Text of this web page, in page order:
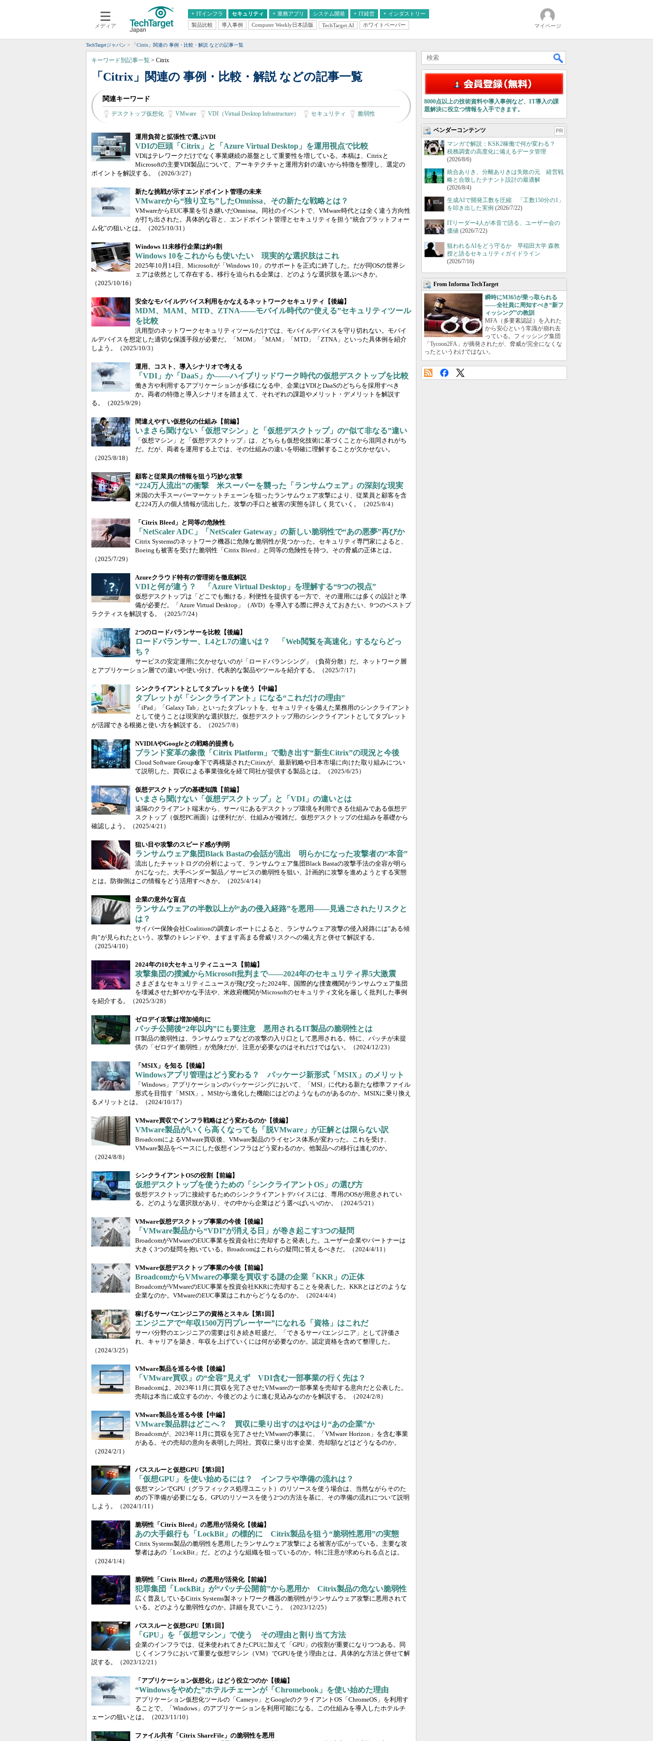
メディア
ITインフラ
クラウド
サーバ＆ストレージ
スマートモバイル
システム運用管理
セキュリティ 業務アプリ
エンタープライズAI
ERP
情報系システム
システム開発 IT経営
経営とIT
インダストリー
医療IT
製品比較 導入事例 Computer Weekly日本語版 TechTarget.AI ホワイトペーパー マイページ
TechTargetジャパン 「Citrix」関連の 事例・比較・解説 などの記事一覧
キーワード別記事一覧 > Citrix
「Citrix」関連の 事例・比較・解説 などの記事一覧
関連キーワード
デスクトップ仮想化 VMware VDI（Virtual Desktop Infrastructure） セキュリティ 脆弱性
運用負荷と拡張性で選ぶVDI
VDIの巨頭「Citrix」と「Azure Virtual Desktop」を運用視点で比較
VDIはテレワークだけでなく事業継続の基盤として重要性を増している。本稿は、Citrixと
Microsoftの主要VDI製品について、アーキテクチャと運用方針の違いから特徴を整理し、選定の
ポイントを解説する。
（2026/3/27）
新たな挑戦が示すエンドポイント管理の未来
VMwareから“独り立ち”したOmnissa、その新たな戦略とは？
VMwareからEUC事業を引き継いだOmnissa。同社のイベントで、VMware時代とは全く違う方向性
が打ち出された。具体的な容と、エンドポイント管理とセキュリティを担う“統合プラットフォー
ム化”の狙いとは。
（2025/10/31）
Windows 11未移行企業は約4割
Windows 10をこれからも使いたい 現実的な選択肢はこれ
2025年10月14日、Microsoftが「Windows 10」のサポートを正式に終了した。だが同OSの世界シ
ェアは依然として存在する。移行を迫られる企業は、どのような選択肢を選ぶべきか。
（2025/10/16）
安全なモバイルデバイス利用をかなえるネットワークセキュリティ【後編】
MDM、MAM、MTD、ZTNA――モバイル時代の“使える”セキュリティツール
を比較
汎用型のネットワークセキュリティツールだけでは、モバイルデバイスを守り切れない。モバイ
ルデバイスを想定した適切な保護手段が必要だ。「MDM」「MAM」「MTD」「ZTNA」といった具体例を紹介
しよう。
（2025/10/3）
運用、コスト、導入シナリオで考える
「VDI」か「DaaS」か――ハイブリッドワーク時代の仮想デスクトップを比較
働き方や利用するアプリケーションが多様になる中、企業はVDIとDaaSのどちらを採用すべき
か。両者の特徴と導入シナリオを踏まえて、それぞれの課題やメリット・デメリットを解説す
る。
（2025/9/29）
間違えやすい仮想化の仕組み【前編】
いまさら聞けない「仮想マシン」と「仮想デスクトップ」の“似て非なる”違い
「仮想マシン」と「仮想デスクトップ」は、どちらも仮想化技術に基づくことから混同されがち
だ。だが、両者を運用する上では、その仕組みの違いを明確に理解することが欠かせない。
（2025/8/18）
顧客と従業員の情報を狙う巧妙な攻撃
“224万人流出”の衝撃 米スーパーを襲った「ランサムウェア」の深刻な現実
米国の大手スーパーマーケットチェーンを狙ったランサムウェア攻撃により、従業員と顧客を含
む224万人の個人情報が流出した。攻撃の手口と被害の実態を詳しく見ていく。
（2025/8/4）
「Citrix Bleed」と同等の危険性
「NetScaler ADC」「NetScaler Gateway」の新しい脆弱性で“あの悪夢”再びか
Citrix Systemsのネットワーク機器に危険な脆弱性が見つかった。セキュリティ専門家によると、
Boeingも被害を受けた脆弱性「Citrix Bleed」と同等の危険性を持つ。その脅威の正体とは。
（2025/7/29）
Azureクラウド特有の管理術を徹底解説
VDIと何が違う？ 「Azure Virtual Desktop」を理解する“9つの視点”
仮想デスクトップは「どこでも働ける」利便性を提供する一方で、その運用には多くの設計と準
備が必要だ。「Azure Virtual Desktop」（AVD）を導入する際に押さえておきたい、9つのベストプ
ラクティスを解説する。
（2025/7/24）
2つのロードバランサーを比較【後編】
ロードバランサー、L4とL7の違いは？ 「Web閲覧を高速化」するならどっ
ち？
サービスの安定運用に欠かせないのが「ロードバランシング」（負荷分散）だ。ネットワーク層
とアプリケーション層での違いや使い分け、代表的な製品やツールを紹介する。
（2025/7/17）
シンクライアントとしてタブレットを使う【中編】
タブレットが「シンクライアント」になる“これだけの理由”
「iPad」「Galaxy Tab」といったタブレットを、セキュリティを備えた業務用のシンクライアント
として使うことは現実的な選択肢だ。仮想デスクトップ用のシンクライアントとしてタブレット
が活躍できる根拠と使い方を解説する。
（2025/7/8）
NVIDIAやGoogleとの戦略的提携も
ブランド変革の象徴「Citrix Platform」で動き出す“新生Citrix”の現況と今後
Cloud Software Group傘下で再構築されたCitirxが、最新戦略や日本市場に向けた取り組みについ
て説明した。買収による事業強化を経て同社が提供する製品とは。
（2025/6/25）
仮想デスクトップの基礎知識【前編】
いまさら聞けない「仮想デスクトップ」と「VDI」の違いとは
遠隔のクライアント端末から、サーバにあるデスクトップ環境を利用できる仕組みである仮想デ
スクトップ（仮想PC画面）は便利だが、仕組みが複雑だ。仮想デスクトップの仕組みを基礎から
確認しよう。
（2025/4/21）
狙い目や攻撃のスピード感が判明
ランサムウェア集団Black Bastaの会話が流出 明らかになった攻撃者の“本音”
流出したチャットログの分析によって、ランサムウェア集団Black Bastaの攻撃手法の全容が明ら
かになった。大手ベンダー製品／サービスの脆弱性を狙い、計画的に攻撃を進めようとする実態
とは。防御側はこの情報をどう活用すべきか。
（2025/4/14）
企業の意外な盲点
ランサムウェアの半数以上が“あの侵入経路”を悪用――見過ごされたリスクと
は？
サイバー保険会社Coalitionの調査レポートによると、ランサムウェア攻撃の侵入経路には”ある傾
向”が見られたという。攻撃のトレンドや、ますます高まる脅威リスクへの備え方と併せて解説する。
（2025/4/10）
2024年の10大セキュリティニュース【前編】
攻撃集団の撲滅からMicrosoft批判まで――2024年のセキュリティ界5大激震
さまざまなセキュリティニュースが飛び交った2024年。国際的な捜査機関がランサムウェア集団
を壊滅させた鮮やかな手法や、米政府機関がMicrosoftのセキュリティ文化を厳しく批判した事例
を紹介する。
（2025/3/28）
ゼロデイ攻撃は増加傾向に
パッチ公開後“2年以内”にも要注意 悪用されるIT製品の脆弱性とは
IT製品の脆弱性は、ランサムウェアなどの攻撃の入り口として悪用される。特に、パッチが未提
供の「ゼロデイ脆弱性」が危険だが、注意が必要なのはそれだけではない。
（2024/12/23）
「MSIX」を知る【後編】
Windowsアプリ管理はどう変わる？ パッケージ新形式「MSIX」のメリット
「Windows」アプリケーションのパッケージングにおいて、「MSI」に代わる新たな標準ファイル
形式を目指す「MSIX」。MSIから進化した機能にはどのようなものがあるのか。MSIXに乗り換え
るメリットとは。
（2024/10/17）
VMware買収でインフラ戦略はどう変わるのか【後編】
VMware製品がいくら高くなっても「脱VMware」が正解とは限らない訳
BroadcomによるVMware買収後、VMware製品のライセンス体系が変わった。これを受け、
VMware製品をベースにした仮想インフラはどう変わるのか。他製品への移行は進むのか。
（2024/8/8）
シンクライアントOSの役割【前編】
仮想デスクトップを使うための「シンクライアントOS」の選び方
仮想デスクトップに接続するためのシンクライアントデバイスには、専用のOSが用意されてい
る。どのような選択肢があり、その中から企業はどう選べばいいのか。
（2024/5/21）
VMware仮想デスクトップ事業の今後【後編】
「VMware製品から“VDI”が消える日」が巻き起こす3つの疑問
BroadcomがVMwareのEUC事業を投資会社に売却すると発表した。ユーザー企業やパートナーは
大きく3つの疑問を抱いている。Broadcomはこれらの疑問に答えるべきだ。
（2024/4/11）
VMware仮想デスクトップ事業の今後【前編】
BroadcomからVMwareの事業を買収する謎の企業「KKR」の正体
BroadcomがVMwareのEUC事業を投資会社KKRに売却することを発表した。KKRとはどのような
企業なのか。VMwareのEUC事業はこれからどうなるのか。
（2024/4/4）
稼げるサーバエンジニアの資格とスキル【第1回】
エンジニアで“年収1500万円プレーヤー”になれる「資格」はこれだ
サーバ分野のエンジニアの需要は引き続き旺盛だ。「できるサーバエンジニア」として評価さ
れ、キャリアを築き、年収を上げていくには何が必要なのか。認定資格を含めて整理した。
（2024/3/25）
VMware製品を巡る今後【後編】
「VMware買収」の“全容”見えず VDI含む一部事業の行く先は？
Broadcomは、2023年11月に買収を完了させたVMwareの一部事業を売却する意向だと公表した。
売却は本当に成立するのか。今後どのように進む見込みなのかを解説する。
（2024/2/8）
VMware製品を巡る今後【中編】
VMware製品群はどこへ？ 買収に乗り出すのはやはり“あの企業”か
Broadcomが、2023年11月に買収を完了させたVMwareの事業に、「VMware Horizon」を含む事業
がある。その売却の意向を表明した同社。買収に乗り出す企業、売却額などはどうなるのか。
（2024/2/1）
パススルーと仮想GPU【第3回】
「仮想GPU」を使い始めるには？ インフラや準備の流れは？
仮想マシンでGPU（グラフィックス処理ユニット）のリソースを使う場合は、当然ながらそのた
めの下準備が必要になる。GPUのリソースを使う2つの方法を基に、その準備の流れについて説明
しよう。
（2024/1/11）
脆弱性「Citrix Bleed」の悪用が活発化【後編】
あの大手銀行も「LockBit」の標的に Citrix製品を狙う“脆弱性悪用”の実態
Citrix Systems製品の脆弱性を悪用したランサムウェア攻撃による被害が広がっている。主要な攻
撃者はあの「LockBit」だ。どのような組織を狙っているのか。特に注意が求められる点とは。
（2024/1/4）
脆弱性「Citrix Bleed」の悪用が活発化【前編】
犯罪集団「LockBit」が“パッチ公開前”から悪用か Citrix製品の危ない脆弱性
広く普及しているCitrix Systems製ネットワーク機器の脆弱性がランサムウェア攻撃に悪用されて
いる。どのような脆弱性なのか。詳細を見ていこう。
（2023/12/25）
パススルーと仮想GPU【第1回】
「GPU」を「仮想マシン」で使う その理由と割り当て方法
企業のインフラでは、従来使われてきたCPUに加えて「GPU」の役割が重要になりつつある。同
じくインフラにおいて重要な仮想マシン（VM）でGPUを使う理由とは。具体的な方法と併せて解
説する。
（2023/12/21）
「アプリケーション仮想化」はどう役立つのか【後編】
“Windowsをやめた”ホテルチェーンが「Chromebook」を使い始めた理由
アプリケーション仮想化ツールの「Cameyo」とGoogleのクライアントOS「ChromeOS」を利用す
ることで、「Windows」のアプリケーションを利用可能になる。この仕組みを導入したホテルチ
ェーンの狙いとは。
（2023/11/10）
ファイル共有「Citrix ShareFile」の脆弱性を悪用
8000点以上の技術資料や導入事例など、IT導入の課
題解決に役立つ情報を入手できます。
ベンダーコンテンツ PR
マンガで解説：KSK2稼働で何が変わる？
税務調査の高度化に備えるデータ管理
(2026/8/6)
統合ありき、分離ありきは失敗の元 経営戦
略と合致したテナント設計の最適解
(2026/8/4)
生成AIで開発工数を圧縮 「工数150分の1」
を叩き出した実例 (2026/7/22)
ITリーダー4人が本音で語る、ユーザー会の
価値 (2026/7/22)
狙われるAIをどう守るか 早稲田大学 森教
授と語るセキュリティガイドライン
(2026/7/16)
From Informa TechTarget
瞬時にM365が乗っ取られる
――全社員に周知すべき“新フ
ィッシング”の教訓
MFA（多要素認証）を入れた
から安心という常識が崩れ去
っている。フィッシング集団
「Tycoon2FA」が摘発されたが、脅威が完全になくな
ったというわけではない。